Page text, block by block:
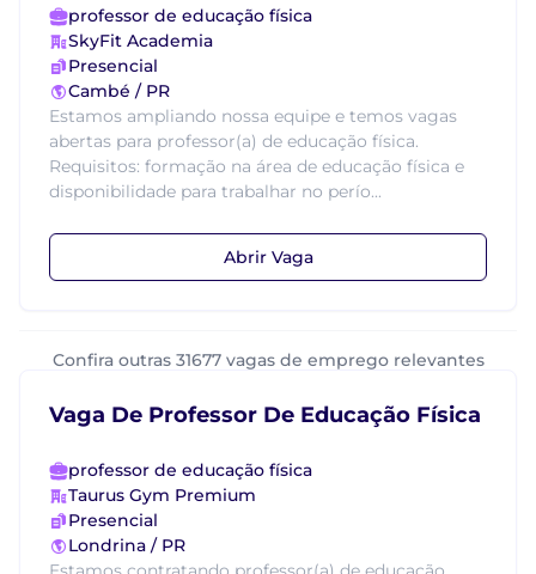
professor de educação física
SkyFit Academia
Presencial
Cambé / PR
Estamos ampliando nossa equipe e temos vagas
abertas para professor(a) de educação física.
Requisitos: formação na área de educação física e
disponibilidade para trabalhar no perío...
Abrir Vaga
Confira outras 31677 vagas de emprego relevantes
Vaga De Professor De Educação Física
professor de educação física
Taurus Gym Premium
Presencial
Londrina / PR